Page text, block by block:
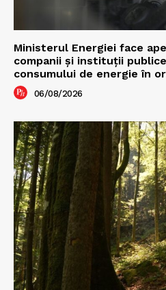
Ministerul Energiei face
companii și instituții
consumului de energie în
06/08/2026